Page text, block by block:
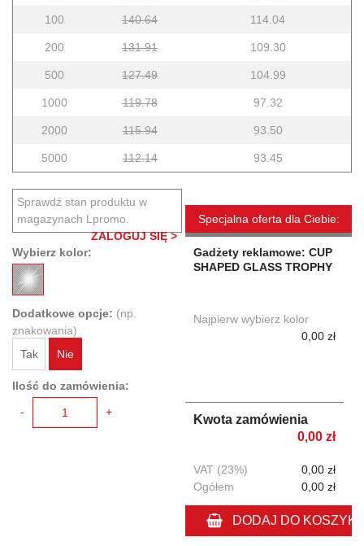
100 140.64 114.04
200 131.91 109.30
500 127.49 104.99
1000 119.78 97.32
2000 115.94 93.50
5000 112.14 93.45
Sprawdź stan produktu w
magazynach Lpromo.
ZALOGUJ SIĘ >
Wybierz kolor:
Dodatkowe opcje: (np.
znakowania)
Tak
Nie
Ilość do zamówienia:
-
+
Specjalna oferta dla Ciebie:
Gadżety reklamowe: CUP
SHAPED GLASS TROPHY
Najpierw wybierz kolor
0,00 zł
Kwota zamówienia
0,00 zł
VAT (23%)
0,00 zł
Ogółem
0,00 zł
DODAJ DO